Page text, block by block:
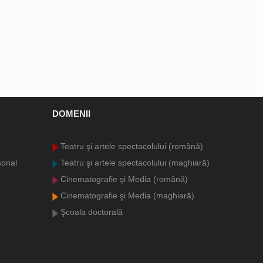
DOMENII
Teatru şi artele spectacolului (română)
Teatru şi artele spectacolului (maghiară)
Cinematografie şi Media (română)
Cinematografie şi Media (maghiară)
Şcoala doctorală